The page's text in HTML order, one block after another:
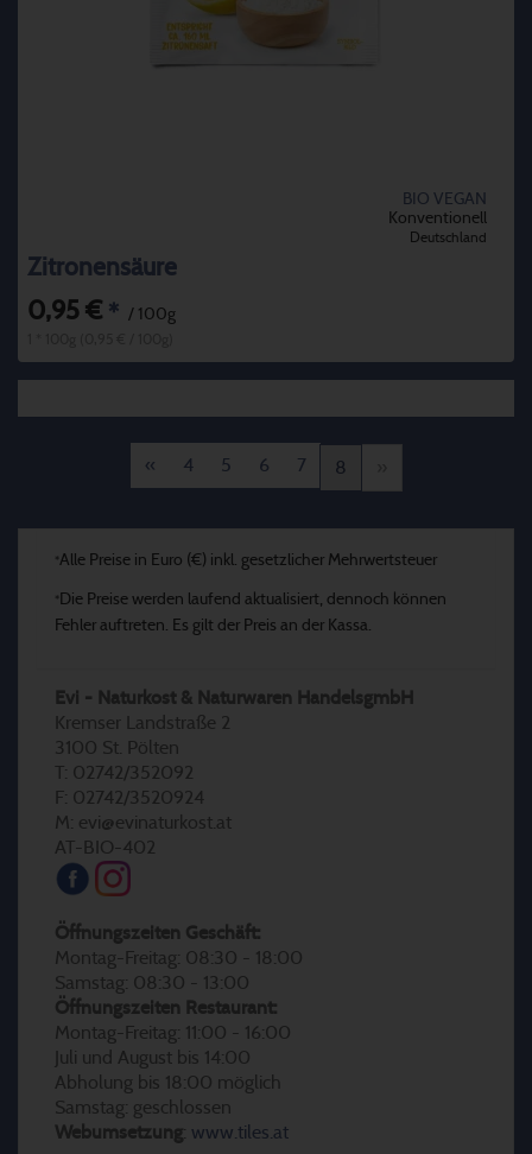
BIO VEGAN
Konventionell
Deutschland
Zitronensäure
0,95 € * / 100g
« 4 5 6 7 8
*Alle Preise in Euro (€) inkl. gesetzlicher Mehrwertsteuer
* Die Preise werden laufend aktualisiert, dennoch können
Fehler auftreten. Es gilt der Preis an der Kassa.
Evi - Naturkost & Naturwaren HandelsgmbH
Kremser Landstraße 2
3100 St. Pölten
T: 02742/352092
F: 02742/3520924
M: evi@evinaturkost.at
AT-BIO-402
Öffnungszeiten Geschäft:
Montag-Freitag: 08:30 - 18:00
Samstag: 08:30 - 13:00
Öffnungszeiten Restaurant:
Montag-Freitag: 11:00 - 16:00
Juli und August bis 14:00
Abholung bis 18:00 möglich
Samstag: geschlossen
Webumsetzung: www.tiles.at